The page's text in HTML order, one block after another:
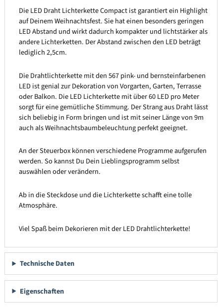
Die LED Draht Lichterkette Compact ist garantiert ein Highlight
auf Deinem Weihnachtsfest. Sie hat einen besonders geringen
LED Abstand und wirkt dadurch kompakter und lichtstärker als
andere Lichterketten. Der Abstand zwischen den LED beträgt
lediglich 2,5cm.
Die Drahtlichterkette mit den 567 pink- und bernsteinfarbenen
LED ist genial zur Dekoration von Vorgarten, Garten, Terrasse
oder Balkon. Die LED Lichterkette mit über 60 LED pro Meter
sorgt für eine gemütliche Stimmung. Der Strang aus Draht lässt
sich beliebig in Form bringen und ist mit seiner Länge von 9m
auch als Weihnachtsbaumbeleuchtung perfekt geeignet.
An der Steuerbox können verschiedene Programme aufgerufen
werden. So kannst Du Dein Lieblingsprogramm selbst
auswählen oder verändern.
Ab in die Steckdose und die Lichterkette schafft eine tolle
Atmosphäre.
Viel Spaß beim Dekorieren mit der LED Drahtlichterkette!
Technische Daten
Eigenschaften